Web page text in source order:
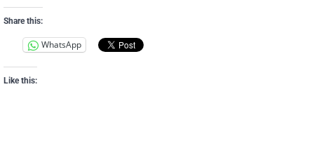
Share this:
WhatsApp
Like this: